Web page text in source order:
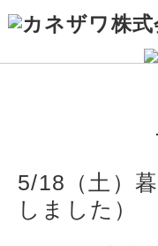
5/18（土）
しました）